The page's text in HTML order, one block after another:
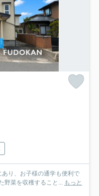
り、お子様の通学も便利で
野菜を収穫すること... もっと